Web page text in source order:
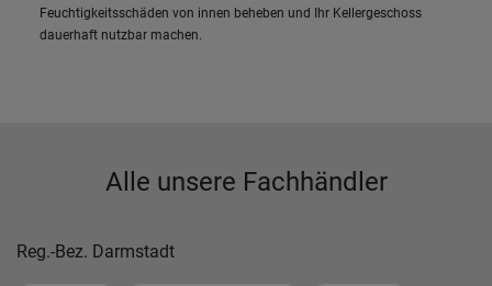
Feuchtigkeitsschäden von innen beheben und Ihr Kellergeschoss
dauerhaft nutzbar machen.
Alle unsere Fachhändler
Reg.-Bez. Darmstadt